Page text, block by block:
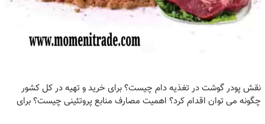
نقش پودر گوشت در تغذیه دام چیست؟ برای خرید و تهیه در کل کشور
چگونه می توان اقدام کرد؟ اهمیت مصارف منابع پروتئینی چیست؟ برای